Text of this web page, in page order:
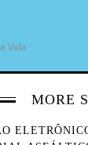
MORE
Vida